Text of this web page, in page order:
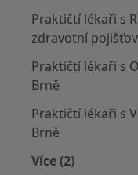
Praktičtí lékaři s
zdravotní
Praktičtí lékaři s
Brně
Praktičtí lékaři s
Brně
Více (2)